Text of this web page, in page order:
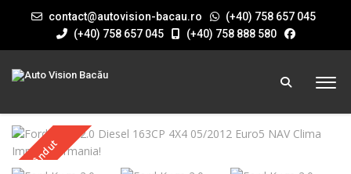
contact@autovision-bacau.ro
(+40) 758 657 045
(+40) 758 657 045
(+40) 758 888 580
Vândut